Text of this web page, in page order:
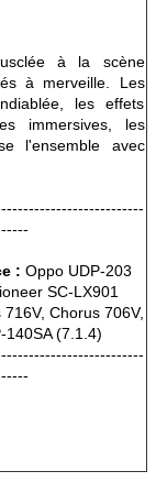
à la scène
à merveille. Les
les effets
immersives, les
l'ensemble avec
: Oppo UDP-203
SC-LX901
Chorus 706V,
140SA (7.1.4)